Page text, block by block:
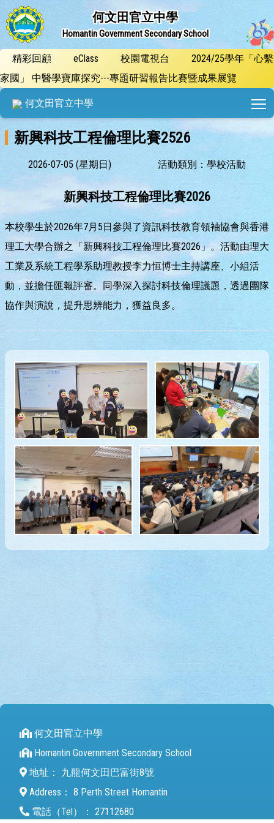
何文田官立中學
Homantin Government Secondary School
精彩回顧 eClass 校園電視台
2024/25學年「心繫
家國」 中醫學寶庫探究---專題研習報告比賽暨成果展覽
何文田官立中學
新興科技工程倫理比賽2526
2026-07-05 (星期日) 活動類別：學校活動
新興科技工程倫理比賽2026
本校學生於2026年7月5日參與了資訊科技教育領袖協會與香港
理工大學合辦之「新興科技工程倫理比賽2026」。活動由理大
工業及系統工程學系助理教授李力恒博士主持講座、小組活
動，並擔任匯報評審。同學深入探討科技倫理議題，透過團隊
協作與演說，提升思辨能力，獲益良多。
何文田官立中學
Homantin Government Secondary School
地址：
九龍何文田巴富街8號
Address： 8 Perth Street Homantin
電話（Tel）： 27112680